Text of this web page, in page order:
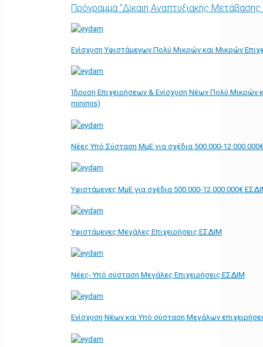
Πρόγραμμα "Δίκαιη Αναπτυξιακής
Ενίσχυση Υφιστάμενων Πολύ Μικρών και Μικρών
Ίδρυση Επιχειρήσεων & Ενίσχυση Νέων Πολύ Μικρών
minimis)
Νέες Υπό Σύσταση ΜμΕ για σχέδια 500.000-
Υφιστάμενες ΜμΕ για σχέδια 500.000-12.000.000€
Υφιστάμενες Μεγάλες Επιχειρήσεις ΕΣΔΙΜ
Νέες- Υπό σύσταση Μεγάλες Επιχειρήσεις ΕΣΔΙΜ
Ενίσχυση Νέων και Υπό σύσταση Μεγάλων